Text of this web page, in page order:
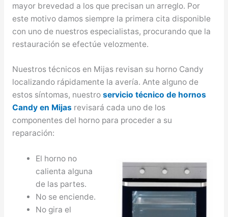
mayor brevedad a los que precisan un arreglo. Por
este motivo damos siempre la primera cita disponible
con uno de nuestros especialistas, procurando que la
restauración se efectúe velozmente.
Nuestros técnicos en Mijas revisan su horno Candy
localizando rápidamente la avería. Ante alguno de
estos síntomas, nuestro servicio técnico de hornos
Candy en Mijasrevisará cada uno de los
componentes del horno para proceder a su
reparación:
El horno no
calienta alguna
de las partes.
No se enciende.
No gira el